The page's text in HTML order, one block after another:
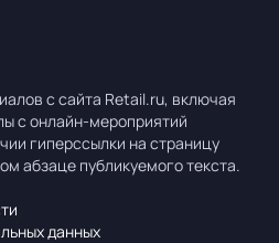
с сайта Retail.ru, включая
с онлайн-мероприятий
гиперссылки на страницу
абзаце публикуемого текста.
данных